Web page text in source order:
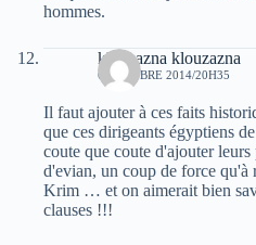
hommes.
klouzazna klouzazna
6 OCTOBRE 2014/20H35
Il faut ajouter à ces faits
que ces dirigeants égyptiens
coute que coute d'ajouter leurs
d'evian, un coup de force qu'à
Krim … et on aimerait bien
clauses !!!